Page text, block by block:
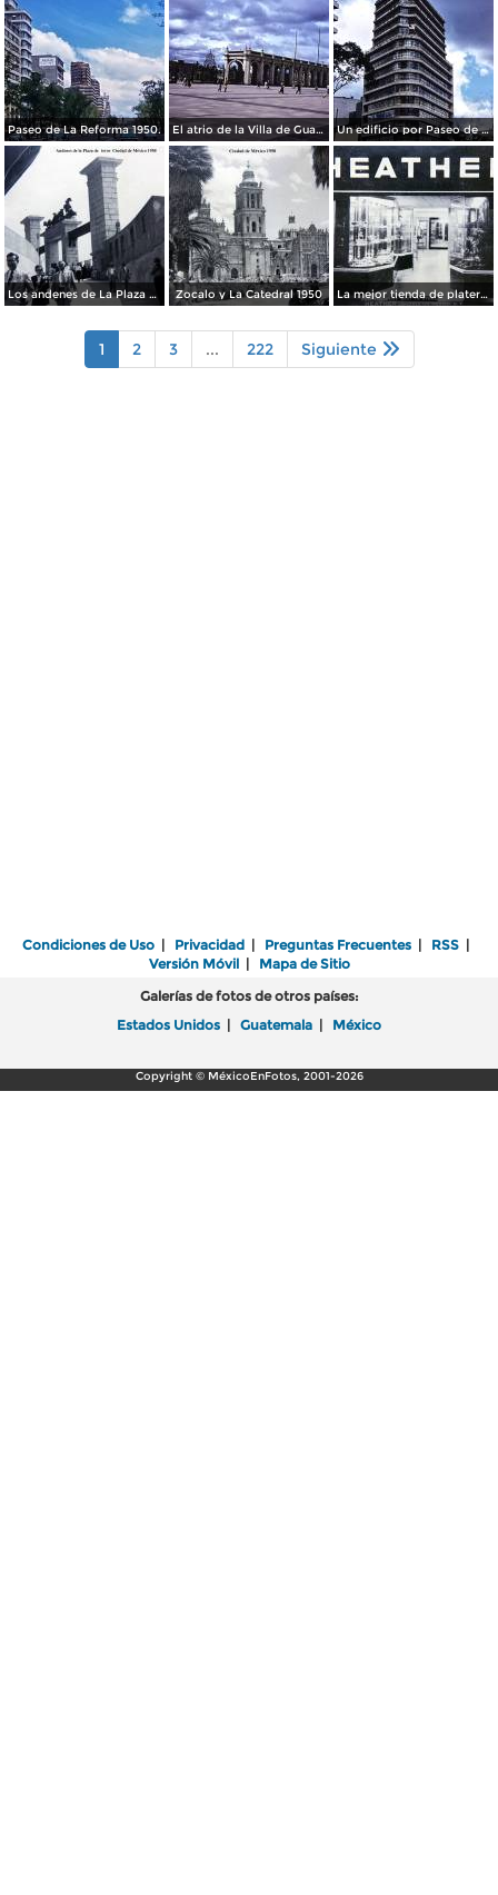
Paseo de La Reforma 1950. El atrio de la Villa de Guadalupe 1950. Un edificio por Paseo de La Reforma 1950
Los andenes de La Plaza de toros Ciudad de México 1950 Zocalo y La Catedral 1950 La mejor tienda de plateria.
1 2 3 ... 222 Siguiente
Condiciones de Uso | Privacidad | Preguntas Frecuentes | RSS |
Versión Móvil| Mapa de Sitio
Galerías de fotos de otros países:
Estados Unidos | Guatemala | México
Copyright © MéxicoEnFotos, 2001-2026